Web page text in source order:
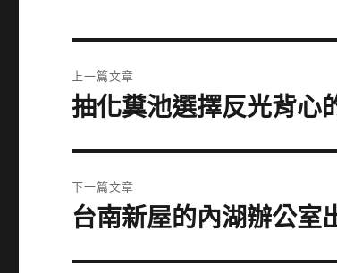
章
上一篇文章
上
篇
文
章:
抽化糞池選擇反光背心
下一篇文章
下
篇
台南新屋的內湖辦公室